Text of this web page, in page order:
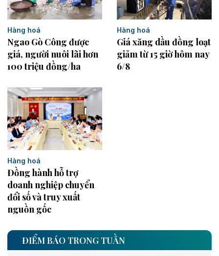
Hàng hoá
Ngao Gò Công được
giá, người nuôi lãi hơn
100 triệu đồng/ha
Hàng hoá
Giá xăng dầu đồng loạt
giảm từ 15 giờ hôm nay
6/8
Hàng hoá
Đồng hành hỗ trợ
doanh nghiệp chuyển
đổi số và truy xuất
nguồn gốc
ĐIỂM BÁO TRONG TUẦN